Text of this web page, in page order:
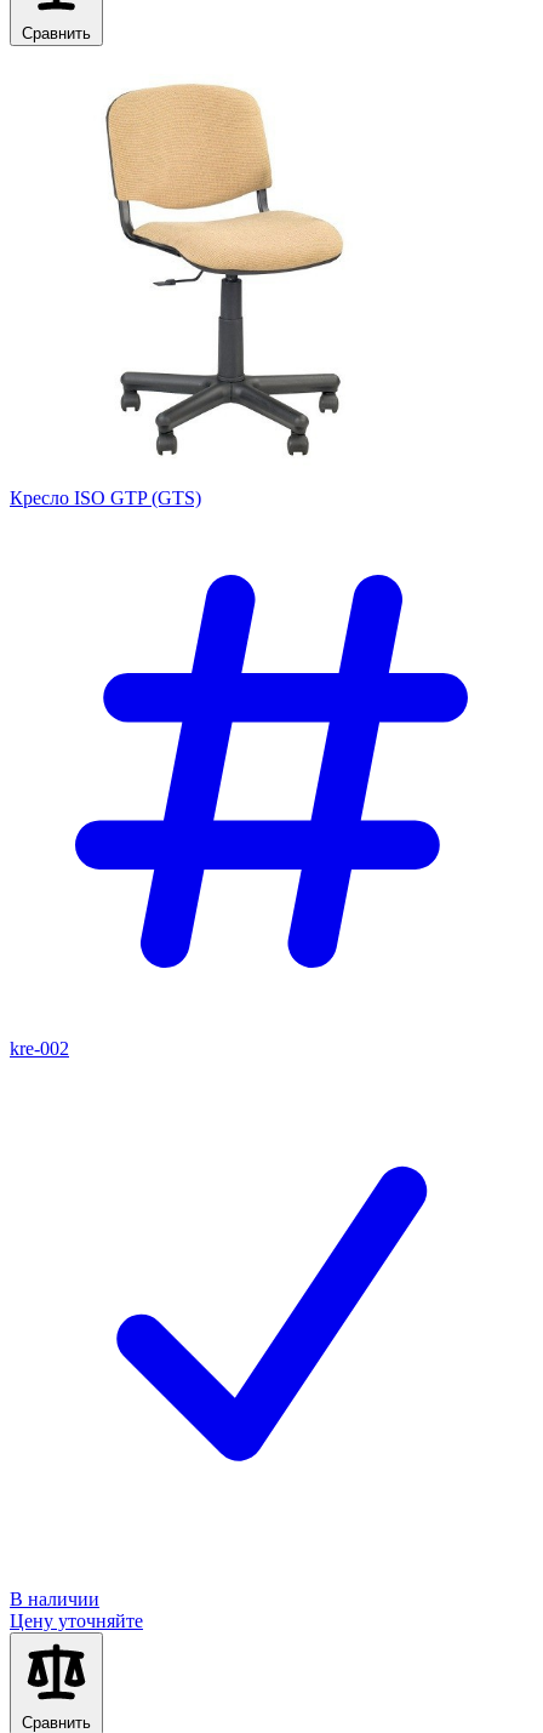
Сравнить
Кресло ISO GTP (GTS)
kre-002
В наличии
Цену уточняйте
Сравнить